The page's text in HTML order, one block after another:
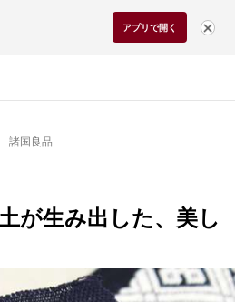
アプリで開く
諸国良品
が生み出した、美し